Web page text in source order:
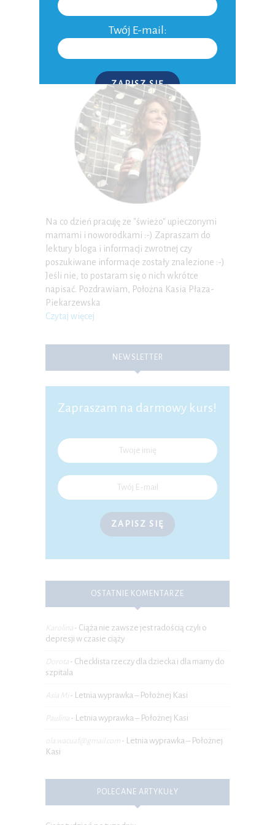
Na co dzień pracuję ze "świeżo" upieczonymi
mamami i noworodkami :-) Zapraszam do
lektury bloga i informacji zwrotnej czy
poszukiwane informacje zostały znalezione :-)
Jeśli nie, to postaram się o nich wkrótce
napisać. Pozdrawiam, Położna Kasia Płaza-
Piekarzewska
Czytaj więcej
NEWSLETTER
Zapraszam na darmowy kurs!
ZAPISZ SIĘ
OSTATNIE KOMENTARZE
Karolina - Ciąża nie zawsze jest radością czyli o
depresji w czasie ciąży
Dorota - Checklista rzeczy dla dziecka i dla mamy do
szpitala
Asia Mi - Letnia wyprawka – Położnej Kasi
Paulina - Letnia wyprawka – Położnej Kasi
ola.wacuaf@gmail.com -
Letnia wyprawka – Położnej
Kasi
POLECANE ARTYKUŁY
Twój E-mail:
ZAPISZ SIĘ
P.S. W każdej chwili możesz wypisać się z kursu.